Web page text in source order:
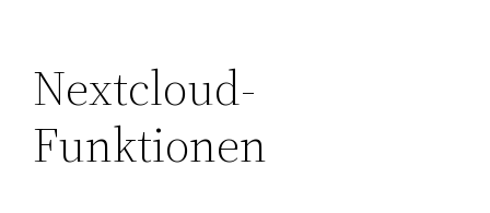
Nextcloud-
Funktionen